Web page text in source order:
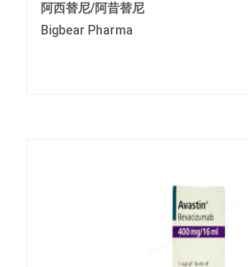
阿西替尼/阿昔替尼
Bigbear Pharma